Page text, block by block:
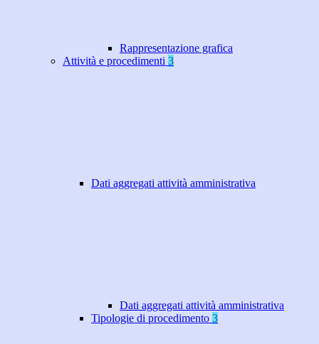
Rappresentazione grafica
Attività e procedimenti 3
Dati aggregati attività amministrativa
Dati aggregati attività amministrativa
Tipologie di procedimento 3